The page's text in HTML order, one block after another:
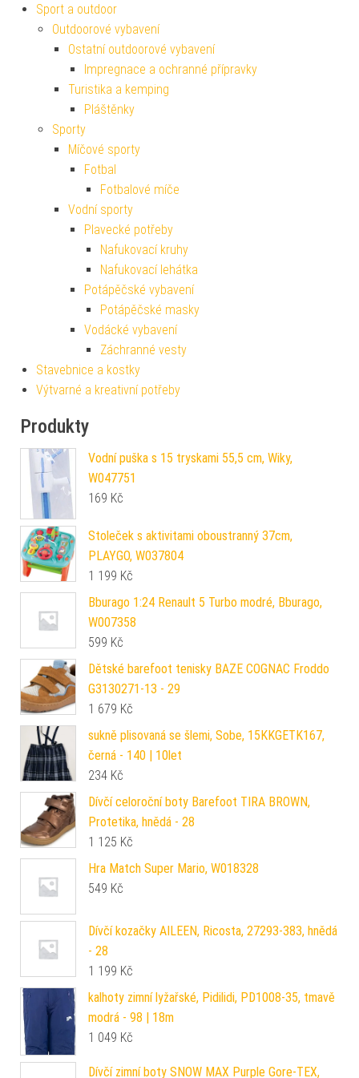
Sport a outdoor
Outdoorové vybavení
Ostatní outdoorové vybavení
Impregnace a ochranné přípravky
Turistika a kemping
Pláštěnky
Sporty
Míčové sporty
Fotbal
Fotbalové míče
Vodní sporty
Plavecké potřeby
Nafukovací kruhy
Nafukovací lehátka
Potápěčské vybavení
Potápěčské masky
Vodácké vybavení
Záchranné vesty
Stavebnice a kostky
Výtvarné a kreativní potřeby
Produkty
Vodní puška s 15 tryskami 55,5 cm, Wiky,
W047751
169 Kč
Stoleček s aktivitami oboustranný 37cm,
PLAYGO, W037804
1 199 Kč
Bburago 1:24 Renault 5 Turbo modré, Bburago,
W007358
599 Kč
Dětské barefoot tenisky BAZE COGNAC Froddo
G3130271-13 - 29
1 679 Kč
sukně plisovaná se šlemi, Sobe, 15KKGETK167,
černá - 140 | 10let
234 Kč
Dívčí celoroční boty Barefoot TIRA BROWN,
Protetika, hnědá - 28
1 125 Kč
Hra Match Super Mario, W018328
549 Kč
Dívčí kozačky AILEEN, Ricosta, 27293-383, hnědá
- 28
1 199 Kč
kalhoty zimní lyžařské, Pidilidi, PD1008-35, tmavě
modrá - 98 | 18m
1 049 Kč
Dívčí zimní boty SNOW MAX Purple Gore-TEX,